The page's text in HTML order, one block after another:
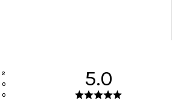
Arvio 5 5:sta tähdestä
2
Arvio 4 5:sta tähdestä
0
Arvio 3 5:sta tähdestä
0
5.0